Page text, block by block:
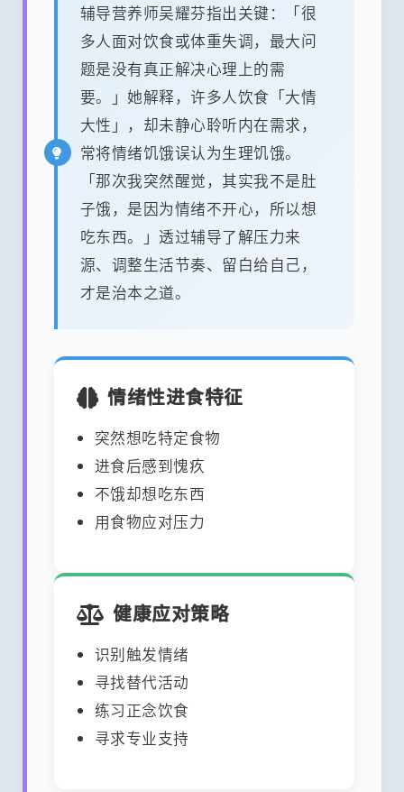
辅导营养师吴耀芬指出关键：「很
多人面对饮食或体重失调，最大问
题是没有真正解决心理上的需
要。」她解释，许多人饮食「大情
大性」，却未静心聆听内在需求，
常将情绪饥饿误认为生理饥饿。
「那次我突然醒觉，其实我不是肚
子饿，是因为情绪不开心，所以想
吃东西。」透过辅导了解压力来
源、调整生活节奏、留白给自己，
才是治本之道。
情绪性进食特征
突然想吃特定食物
进食后感到愧疚
不饿却想吃东西
用食物应对压力
健康应对策略
识别触发情绪
寻找替代活动
练习正念饮食
寻求专业支持